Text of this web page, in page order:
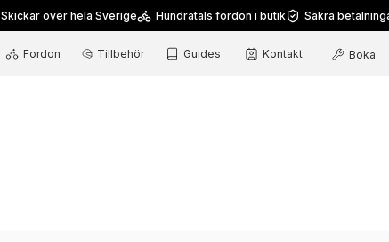
Skickar över hela Sverige Hundratals fordon i butik Säkra
Fordon Tillbehör Guides Kontakt Boka